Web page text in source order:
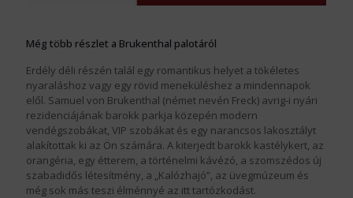
Még több részlet a Brukenthal palotáról
Erdély déli részén talál egy romantikus helyet a tökéletes
nyaraláshoz vagy egy rövid meneküléshez a mindennapok
elől. Samuel von Brukenthal (német nevén Freck) avrig-i nyári
rezidenciájának barokk parkja közepén modern
vendégszobákat, VIP szobákat és egy narancsos lakosztályt
alakítottak ki az Ön számára. A kiterjedt barokk kastélykert, az
orangéria, egy étterem, a történelmi kávézó, a szomszédos új
szabadidős létesítmény, a „Kalózhajó”, az üvegmúzeum és
még sok más teszi élménnyé az itt tartózkodást.